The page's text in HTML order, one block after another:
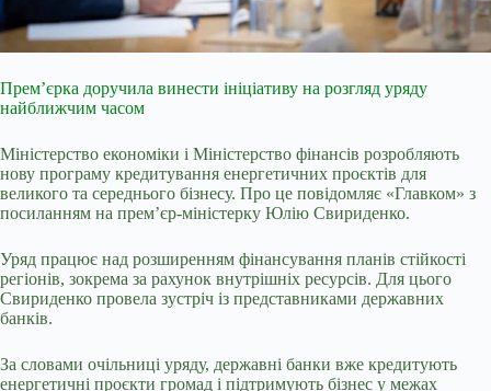
Премʼєрка доручила винести ініціативу на розгляд уряду
найближчим часом
Міністерство економіки і Міністерство фінансів розробляють
нову програму кредитування енергетичних проєктів для
великого та середнього бізнесу. Про це повідомляє «Главком» з
посиланням на прем’єр-міністерку Юлію Свириденко.
Уряд працює над розширенням фінансування планів стійкості
регіонів, зокрема за рахунок внутрішніх ресурсів. Для цього
Свириденко провела зустріч із представниками державних
банків.
За словами очільниці уряду, державні банки вже кредитують
енергетичні проєкти громад і підтримують бізнес у межах